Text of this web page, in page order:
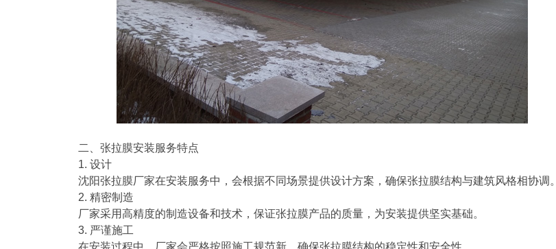
二、张拉膜安装服务特点
1. 设计
沈阳张拉膜厂家在安装服务中，会根据不同场景提供设计方案，确保张拉膜结构与建筑风格相协调。
2. 精密制造
厂家采用高精度的制造设备和技术，保证张拉膜产品的质量，为安装提供坚实基础。
3. 严谨施工